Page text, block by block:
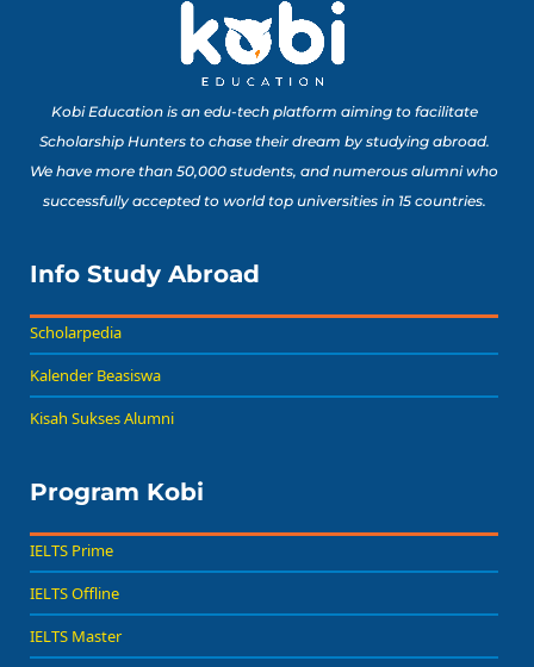
Kobi Education is an edu-tech platform aiming to facilitate
Scholarship Hunters to chase their dream by studying abroad.
We have more than 50,000 students, and numerous alumni who
successfully accepted to world top universities in 15 countries.
Info Study Abroad
Scholarpedia
Kalender Beasiswa
Kisah Sukses Alumni
Program Kobi
IELTS Prime
IELTS Offline
IELTS Master